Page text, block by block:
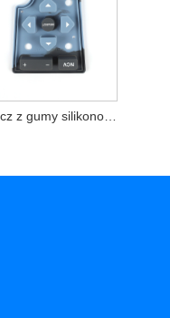
Klucz z gumy silikonowej